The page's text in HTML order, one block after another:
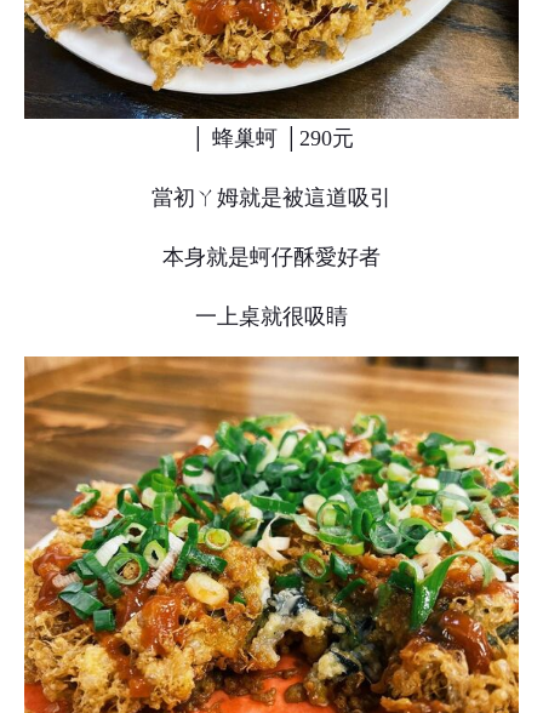
│ 蜂巢蚵 │290元
當初ㄚ姆就是被這道吸引
本身就是蚵仔酥愛好者
一上桌就很吸睛